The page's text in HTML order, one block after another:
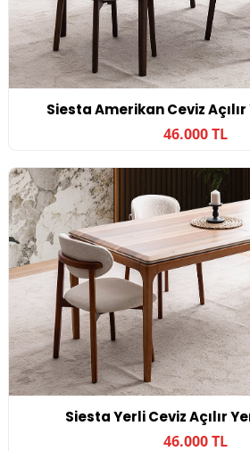
Siesta Amerikan Ceviz
46.000 TL
Siesta Yerli Ceviz Açılır
46.000 TL